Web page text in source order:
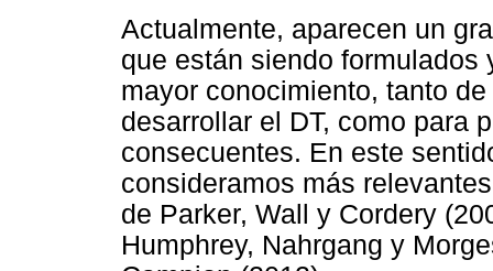
Actualmente, aparecen un
que están siendo formulados
mayor conocimiento, tanto
desarrollar el DT, como para
consecuentes. En este
consideramos más
de Parker, Wall y Cordery
Humphrey, Nahrgang y